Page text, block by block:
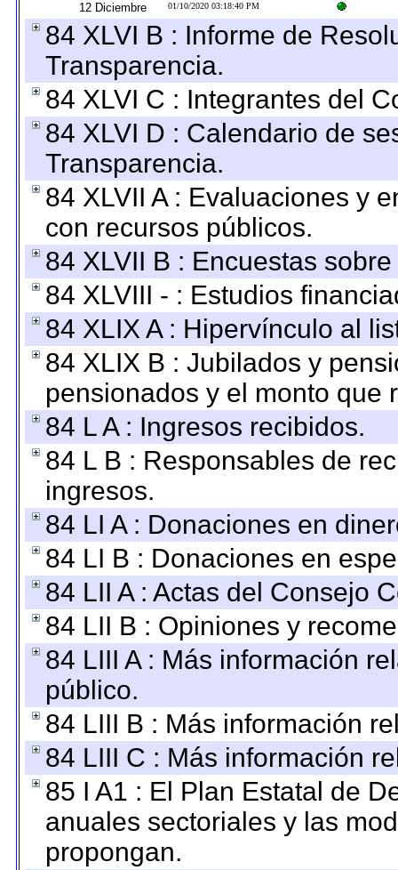
12 Diciembre 01/10/2020 03:18:40 PM
84 XLVI B : Informe de
Transparencia.
84 XLVI C : Integrantes del
84 XLVI D : Calendario de
Transparencia.
84 XLVII A : Evaluaciones y
con recursos públicos.
84 XLVII B : Encuestas
84 XLVIII - : Estudios
84 XLIX A : Hipervínculo al
84 XLIX B : Jubilados y
pensionados y el monto que
84 L A : Ingresos recibidos.
84 L B : Responsables de
ingresos.
84 LI A : Donaciones en
84 LI B : Donaciones en
84 LII A : Actas del Consejo
84 LII B : Opiniones y
84 LIII A : Más información
público.
84 LIII B : Más información
84 LIII C : Más información
85 I A1 : El Plan Estatal de
anuales sectoriales y las
propongan.